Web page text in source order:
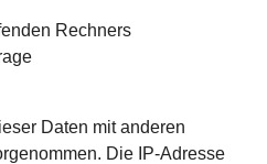
Rechners
Daten mit anderen
Die IP-Adresse